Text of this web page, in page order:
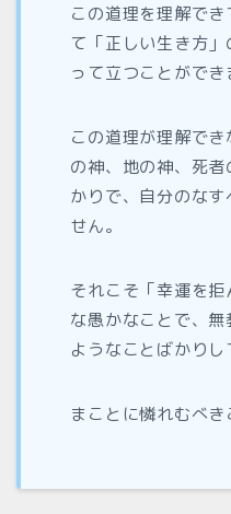
この道理を理解で
て「正しい生き方
って立つことができ
この道理が理解で
の神、地の神、死
かりで、自分のな
せん。
それこそ「幸運を
な愚かなことで、
ようなことばかりし
まことに憐れむべき